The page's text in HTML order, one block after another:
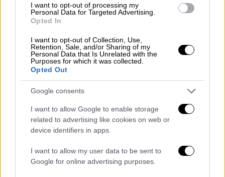
I want to opt-out of processing my
Personal Data for Targeted Advertising.
Opted In
I want to opt-out of Collection, Use,
Retention, Sale, and/or Sharing of my
Personal Data that Is Unrelated with the
Purposes for which it was collected.
Opted Out
Google consents
I want to allow Google to enable storage
related to advertising like cookies on web or
device identifiers in apps.
I want to allow my user data to be sent to
Google for online advertising purposes.
«Φεύγεις για δουλειά ή ταξίδι και δεν
ξέρεις αν θα επιστρέψεις»